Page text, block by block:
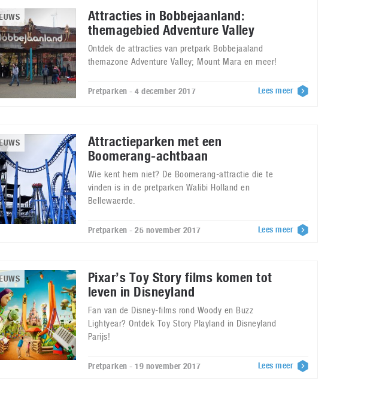
Attracties in Bobbejaanland:
themagebied Adventure Valley
Ontdek de attracties van pretpark Bobbejaaland
themazone Adventure Valley; Mount Mara en meer!
Pretparken - 4 december 2017 Lees meer
Attractieparken met een
Boomerang-achtbaan
Wie kent hem niet? De Boomerang-attractie die te
vinden is in de pretparken Walibi Holland en
Bellewaerde.
Pretparken - 25 november 2017 Lees meer
Pixar’s Toy Story films komen tot
leven in Disneyland
Fan van de Disney-films rond Woody en Buzz
Lightyear? Ontdek Toy Story Playland in Disneyland
Parijs!
Pretparken - 19 november 2017 Lees meer